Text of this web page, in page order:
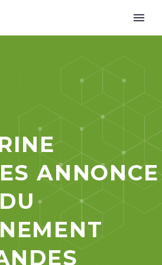
ANNONCE